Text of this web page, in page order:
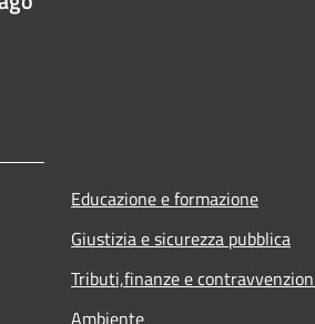
Educazione e formazione
Giustizia e sicurezza pubblica
Tributi,finanze e
Ambiente